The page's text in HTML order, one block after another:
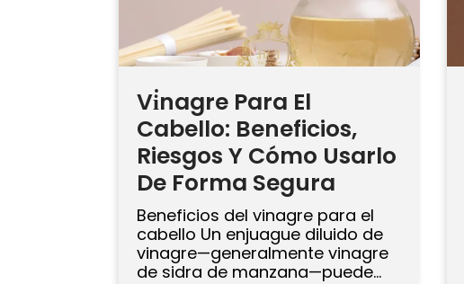
Vi̇nagre Para El
Cabello: Beneficios,
Riesgos Y Cómo Usarlo
De Forma Segura
Beneficios del vinagre para el
cabello Un enjuague diluido de
vinagre—generalmente vinagre
de sidra de manzana—puede